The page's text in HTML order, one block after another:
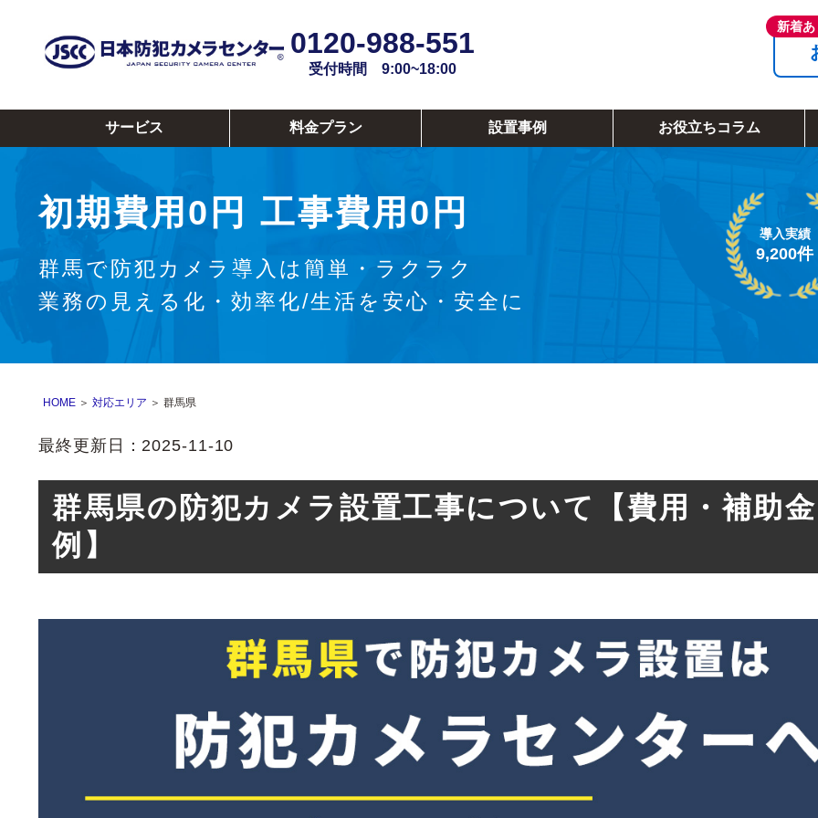
0120-988-551
受付時間 9:00~18:00
サービス 料金プラン 設置事例 お役立ちコラム
初期費用0円 工事費用0円
群馬で防犯カメラ導入は簡単・ラクラク
業務の見える化・効率化/生活を安心・安全に
導入実績
9,200件
HOME ＞ 対応エリア ＞ 群馬県
最終更新日：2025-11-10
群馬県の防犯カメラ設置工事について
【費用・補助
例】